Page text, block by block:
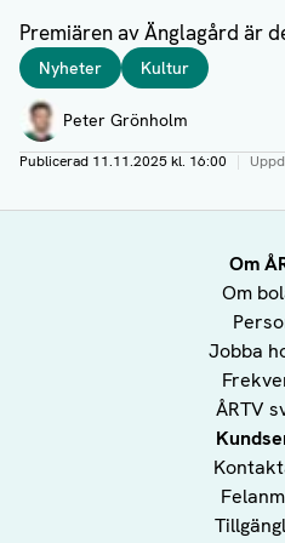
Premiären av Änglagård är
Taggar
Nyheter Kultur
Författare
Peter Grönholm
Visa profil
Publicerad 11.11.2025 kl. 16:00 |
Om
Om
Jobba
ÅRTV